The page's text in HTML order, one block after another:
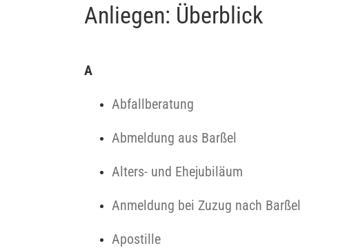
Anliegen: Überblick
A
Abfallberatung
Abmeldung aus Barßel
Alters- und Ehejubiläum
Anmeldung bei Zuzug nach Barßel
Apostille